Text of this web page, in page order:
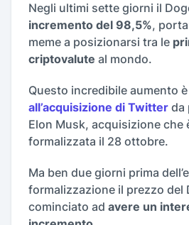
Negli ultimi sette giorni il
incremento del 98,5%,
meme a posizionarsi tra le
criptovalute al mondo.
Questo incredibile aumento è
all’acquisizione di Twitter da
Elon Musk, acquisizione che
formalizzata il 28 ottobre.
Ma ben due giorni prima
formalizzazione il prezzo del
cominciato ad avere un